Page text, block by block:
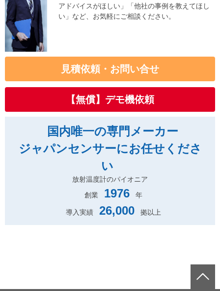
アドバイスがほしい」「他社の事例を教えてほし
い」など、お気軽にご相談ください。
見積依頼・お問い合せ
【無償】デモ機依頼
国内唯一の専門メーカー
ジャパンセンサーにお任せくださ
い
放射温度計のパイオニア
創業
1976 年
導入実績 26,000 拠以上